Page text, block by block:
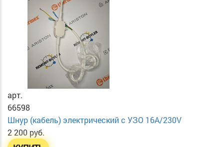
арт.
66598
Шнур (кабель) электрический с УЗО 16А/230V
2 200 руб.